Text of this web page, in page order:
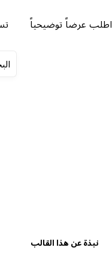
اطلب عرضاً توضيحياً
نبذة عن هذا القالب